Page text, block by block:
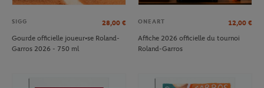
SIGG 28,00 €
Gourde officielle joueur•se Roland-
Garros 2026 - 750 ml
ONEART 12,00 €
Affiche 2026 officielle du tournoi
Roland-Garros